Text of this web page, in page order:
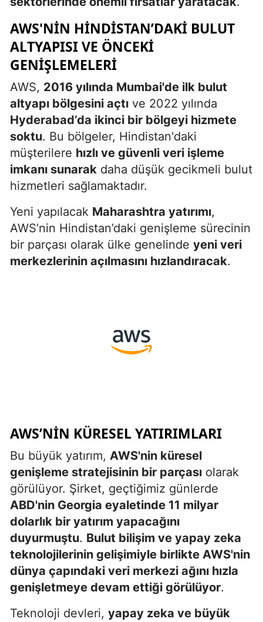
AWS'NIN HINDISTAN’DAKI BULUT
ALTYAPISI VE ÖNCEKI
GENIŞLEMELERI
AWS, 2016 yılında Mumbai'de ilk bulut
altyapı bölgesini açtı ve 2022 yılında
Hyderabad’da ikinci bir bölgeyi hizmete
soktu. Bu bölgeler, Hindistan'daki
müşterilere hızlı ve güvenli veri işleme
imkanı sunarak daha düşük gecikmeli bulut
hizmetleri sağlamaktadır.
Yeni yapılacak Maharashtra yatırımı,
AWS’nin Hindistan’daki genişleme sürecinin
bir parçası olarak ülke genelinde yeni veri
merkezlerinin açılmasını hızlandıracak.
AWS’NIN KÜRESEL YATIRIMLARI
Bu büyük yatırım, AWS'nin küresel
genişleme stratejisinin bir parçası olarak
görülüyor. Şirket, geçtiğimiz günlerde
ABD'nin Georgia eyaletinde 11 milyar
dolarlık bir yatırım yapacağını
duyurmuştu. Bulut bilişim ve yapay zeka
teknolojilerinin gelişimiyle birlikte AWS'nin
dünya çapındaki veri merkezi ağını hızla
genişletmeye devam ettiği görülüyor.
Teknoloji devleri, yapay zeka ve büyük